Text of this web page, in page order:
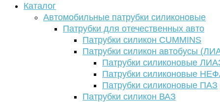
Каталог
Автомобильные патрубки силиконовые
Патрубки для отечественных авто
Патрубки силикон CUMMINS
Патрубки силикон автобусы
Патрубки силиконовые
Патрубки силиконовые
Патрубки силиконовые ПАЗ
Патрубки силикон ВАЗ